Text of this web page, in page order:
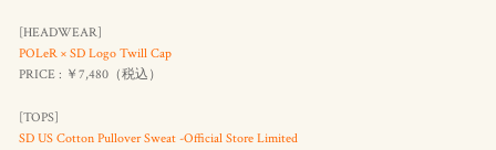
[HEADWEAR]
POLeR × SD Logo Twill Cap
PRICE : ￥7,480（税込 ）
[TOPS]
SD US Cotton Pullover Sweat -Official Store Limited